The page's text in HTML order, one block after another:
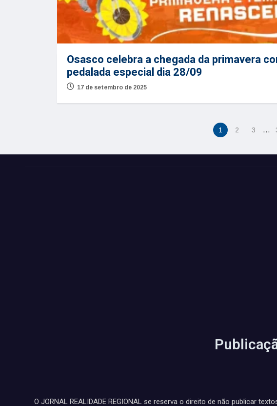
Osasco celebra a chegada da primavera
pedalada especial dia 28/09
17 de setembro de 2025
1 2 3 …
O JORNAL REALIDADE REGIONAL se reserva o direito de não publicar